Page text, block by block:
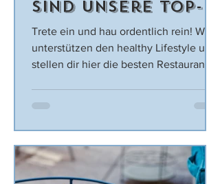
sind unsere Top-5
Hotspots
Trete ein und hau ordentlich rein! Wir
unterstützen den healthy Lifestyle und
stellen dir hier die besten Restaurants